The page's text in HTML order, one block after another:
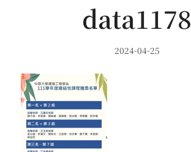
data1178
2024-04-25